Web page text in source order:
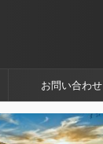
お問い合わせ